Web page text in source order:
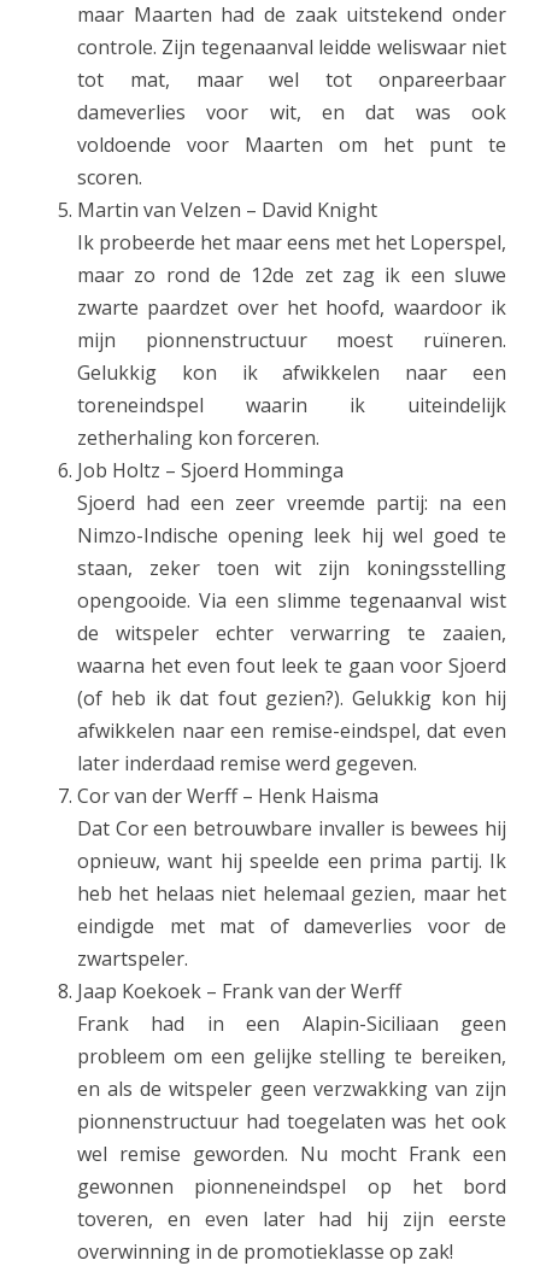
5
maar Maarten had de zaak uitstekend onder
controle. Zijn tegenaanval leidde weliswaar niet
tot mat, maar wel tot onpareerbaar
dameverlies voor wit, en dat was ook
voldoende voor Maarten om het punt te
scoren.
Martin van Velzen – David Knight
Ik probeerde het maar eens met het Loperspel,
maar zo rond de 12de zet zag ik een sluwe
zwarte paardzet over het hoofd, waardoor ik
mijn pionnenstructuur moest ruïneren.
Gelukkig kon ik afwikkelen naar een
toreneindspel waarin ik uiteindelijk
zetherhaling kon forceren.
Job Holtz – Sjoerd Homminga
Sjoerd had een zeer vreemde partij: na een
Nimzo-Indische opening leek hij wel goed te
staan, zeker toen wit zijn koningsstelling
opengooide. Via een slimme tegenaanval wist
de witspeler echter verwarring te zaaien,
waarna het even fout leek te gaan voor Sjoerd
(of heb ik dat fout gezien?). Gelukkig kon hij
afwikkelen naar een remise-eindspel, dat even
later inderdaad remise werd gegeven.
Cor van der Werff – Henk Haisma
Dat Cor een betrouwbare invaller is bewees hij
opnieuw, want hij speelde een prima partij. Ik
heb het helaas niet helemaal gezien, maar het
eindigde met mat of dameverlies voor de
zwartspeler.
Jaap Koekoek – Frank van der Werff
Frank had in een Alapin-Siciliaan geen
probleem om een gelijke stelling te bereiken,
en als de witspeler geen verzwakking van zijn
pionnenstructuur had toegelaten was het ook
wel remise geworden. Nu mocht Frank een
gewonnen pionneneindspel op het bord
toveren, en even later had hij zijn eerste
overwinning in de promotieklasse op zak!